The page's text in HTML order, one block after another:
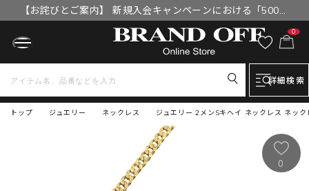
【お詫びとご案内】 新規入会キャンペーンにおける「500円
OFFクーポン」付与漏れと補填について
0
詳細検索
トップ ジュエリー 2メンSキヘイ ネックレス ネッ
ジュエリー ネックレス
0